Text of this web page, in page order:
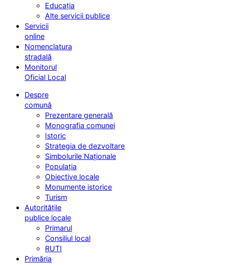
Educația
Alte servicii publice
Servicii
online
Nomenclatura
stradală
Monitorul
Oficial Local
Despre
comună
Prezentare generală
Monografia comunei
Istoric
Strategia de dezvoltare
Simbolurile Naționale
Populația
Obiective locale
Monumente istorice
Turism
Autoritățile
publice locale
Primarul
Consiliul local
RUTI
Primăria